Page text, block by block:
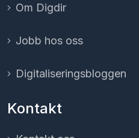
Om Digdir
Jobb hos oss
Digitaliserings­bloggen
Kontakt